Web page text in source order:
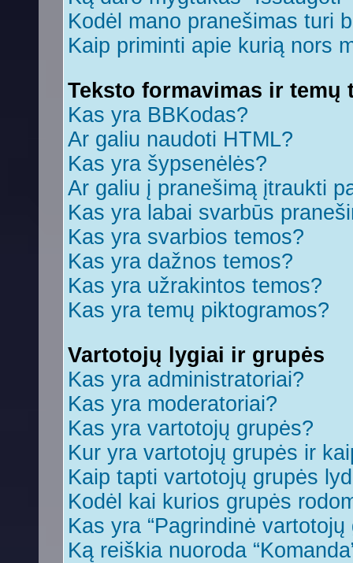
Kodėl mano pranešimas turi
Kaip priminti apie kurią nors
Teksto formavimas ir temų
Kas yra BBKodas?
Ar galiu naudoti HTML?
Kas yra šypsenėlės?
Ar galiu į pranešimą įtraukti
Kas yra labai svarbūs
Kas yra svarbios temos?
Kas yra dažnos temos?
Kas yra užrakintos temos?
Kas yra temų piktogramos?
Vartotojų lygiai ir grupės
Kas yra administratoriai?
Kas yra moderatoriai?
Kas yra vartotojų grupės?
Kur yra vartotojų grupės ir
Kaip tapti vartotojų grupės
Kodėl kai kurios grupės
Kas yra “Pagrindinė vartotojų
Ką reiškia nuoroda